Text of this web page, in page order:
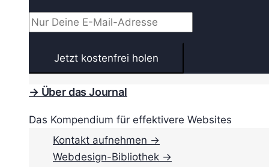
→ Über das Journal
Das Kompendium für effektivere Websites
Kontakt aufnehmen →
Webdesign-Bibliothek →